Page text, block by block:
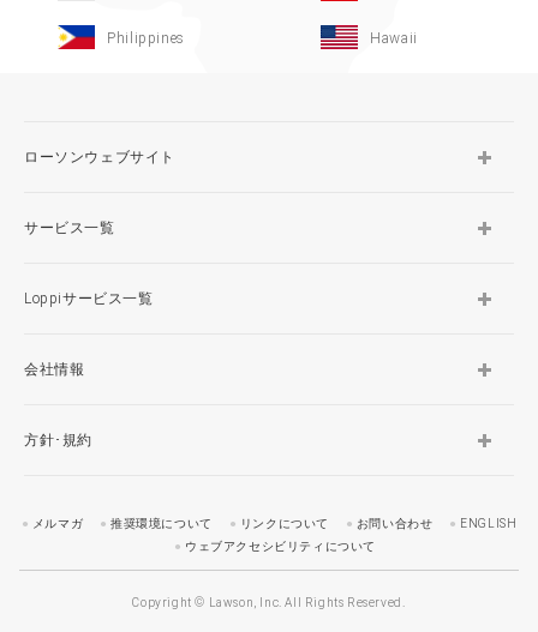
Philippines Hawaii
ローソンウェブサイト
サービス一覧
Loppiサービス一覧
会社情報
方針･規約
メルマガ 推奨環境について リンクについて お問い合わせ
ENGLISH
ウェブアクセシビリティについて
Copyright © Lawson, Inc. All Rights Reserved.